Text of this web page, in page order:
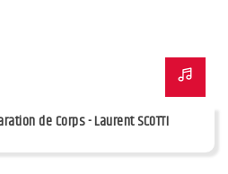
de Corps - Laurent SCOTTI